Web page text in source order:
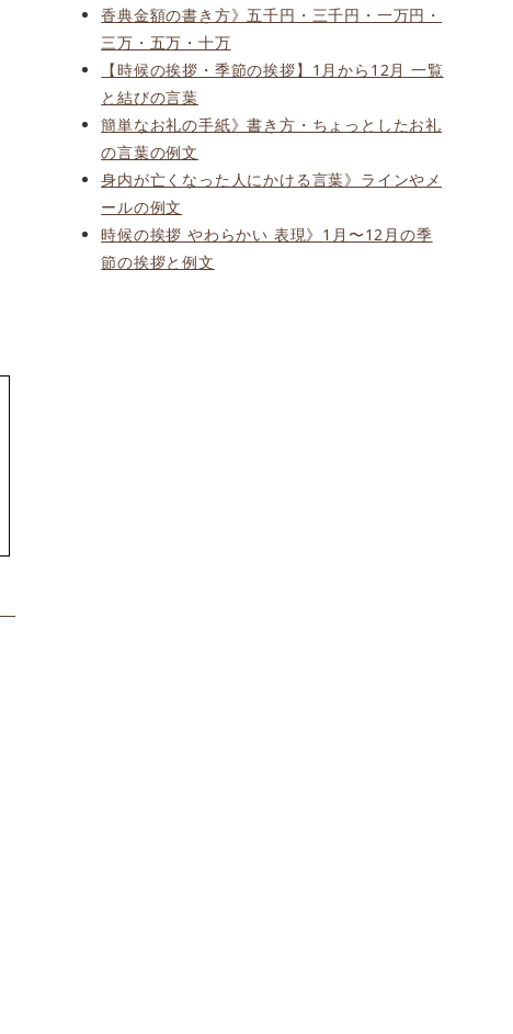
香典金額の書き方》五千円・三千円・一万円・
三万・五万・十万
【時候の挨拶・季節の挨拶】1月から12月 一覧
と結びの言葉
簡単なお礼の手紙》書き方・ちょっとしたお礼
の言葉の例文
身内が亡くなった人にかける言葉》ラインやメ
ールの例文
時候の挨拶 やわらかい 表現》1月〜12月の季
節の挨拶と例文